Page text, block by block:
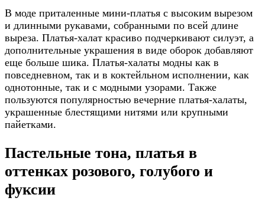
В моде приталенные мини-платья с высоким вырезом
и длинными рукавами, собранными по всей длине
выреза. Платья-халат красиво подчеркивают силуэт, а
дополнительные украшения в виде оборок добавляют
еще больше шика. Платья-халаты модны как в
повседневном, так и в коктейльном исполнении, как
однотонные, так и с модными узорами. Также
пользуются популярностью вечерние платья-халаты,
украшенные блестящими нитями или крупными
пайетками.
Пастельные тона, платья в
оттенках розового, голубого и
фуксии